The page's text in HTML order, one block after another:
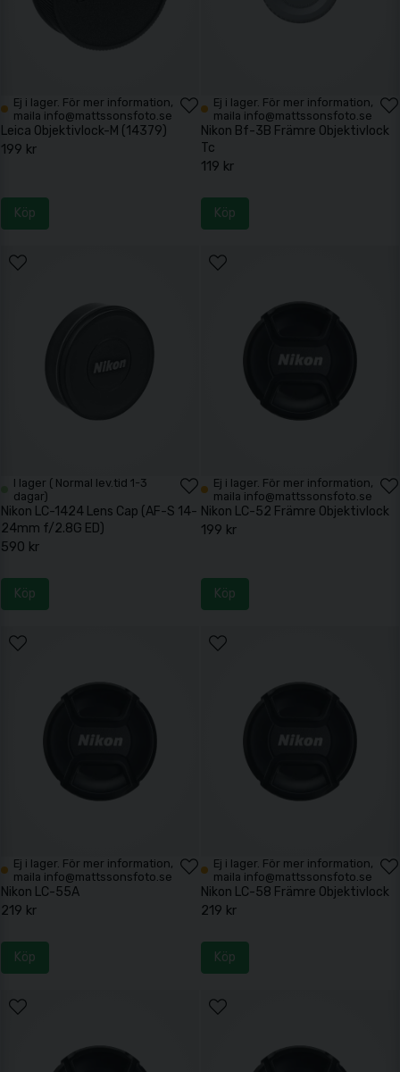
Ej i lager. För mer information,
maila info@mattssonsfoto.se
Leica Objektivlock-M (14379)
199 kr
Köp
Ej i lager. För mer information,
maila info@mattssonsfoto.se
Nikon Bf-3B Främre Objektivlock
Tc
119 kr
Köp
I lager ( Normal lev.tid 1-3
dagar)
Nikon LC-1424 Lens Cap (AF-S 14-
24mm f/2.8G ED)
590 kr
Köp
Ej i lager. För mer information,
maila info@mattssonsfoto.se
Nikon LC-52 Främre Objektivlock
199 kr
Köp
Ej i lager. För mer information,
maila info@mattssonsfoto.se
Nikon LC-55A
219 kr
Köp
Ej i lager. För mer information,
maila info@mattssonsfoto.se
Nikon LC-58 Främre Objektivlock
219 kr
Köp